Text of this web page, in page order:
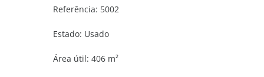
Referência: 5002
Estado: Usado
Área útil: 406 m²